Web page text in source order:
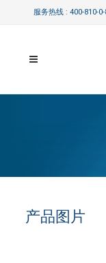
服务热线 : 400-810-
产品图片